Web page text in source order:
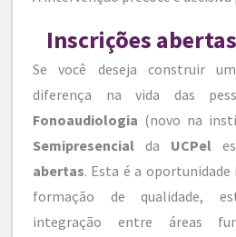
Inscrições
Se você deseja construir
diferença na vida das
Fonoaudiologia (novo na
Semipresencial da UCPel
abertas. Esta é a oportunidade
formação de qualidade,
integração entre áreas